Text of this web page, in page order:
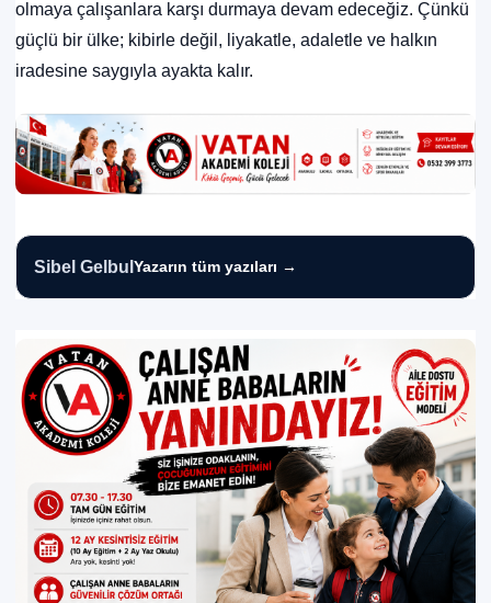
olmaya çalışanlara karşı durmaya devam edeceğiz. Çünkü
güçlü bir ülke; kibirle değil, liyakatle, adaletle ve halkın
iradesine saygıyla ayakta kalır.
Sibel Gelbul Yazarın tüm yazıları →